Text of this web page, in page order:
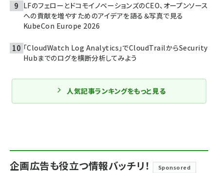
LFのフェローとドコモイノベーションズのCEO、オープンソース
への貢献を増やすためのアイデアを語る＆写真で見る
KubeCon Europe 2026
「CloudWatch Log Analytics」でCloudTrailからSecurity
Hubまでのログを横断分析してみよう
人気記事ランキングをもっと見る
企画広告も役立つ情報バッチリ！ Sponsored